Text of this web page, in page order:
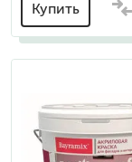
Купить